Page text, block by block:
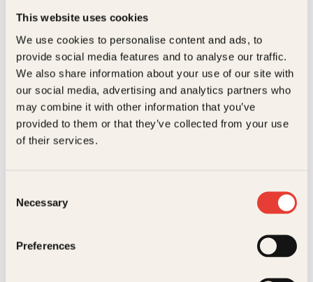
This website uses cookies
We use cookies to personalise content and ads, to
provide social media features and to analyse our traffic.
We also share information about your use of our site with
our social media, advertising and analytics partners who
may combine it with other information that you’ve
provided to them or that they’ve collected from your use
of their services.
Selection
Necessary
Preferences
Yrsa SigurðardóttirTiril Theresa Myklebost
Dødsskipet
Pocket179krLes mer
Dødsskipet